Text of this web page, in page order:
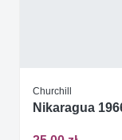
Churchill
Nikaragua